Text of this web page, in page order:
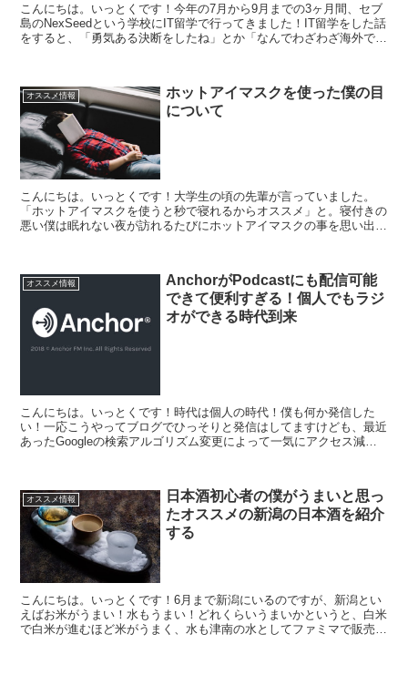
こんにちは。いっとくです！今年の7月から9月までの3ヶ月間、セブ
島のNexSeedという学校にIT留学で行ってきました！IT留学をした話
をすると、「勇気ある決断をしたね」とか「なんでわざわざ海外でプ
オススメ情報
ホットアイマスクを使った僕の目
について
こんにちは。いっとくです！大学生の頃の先輩が言っていました。
「ホットアイマスクを使うと秒で寝れるからオススメ」と。寝付きの
悪い僕は眠れない夜が訪れるたびにホットアイマスクの事を思い出し
オススメ情報
AnchorがPodcastにも配信可能
できて便利すぎる！個人でもラジ
オができる時代到来
こんにちは。いっとくです！時代は個人の時代！僕も何か発信した
い！一応こうやってブログでひっそりと発信はしてますけども、最近
あったGoogleの検索アルゴリズム変更によって一気にアクセス減っ
オススメ情報
日本酒初心者の僕がうまいと思っ
たオススメの新潟の日本酒を紹介
する
こんにちは。いっとくです！6月まで新潟にいるのですが、新潟とい
えばお米がうまい！水もうまい！どれくらいうまいかというと、白米
で白米が進むほど米がうまく、水も津南の水としてファミマで販売し